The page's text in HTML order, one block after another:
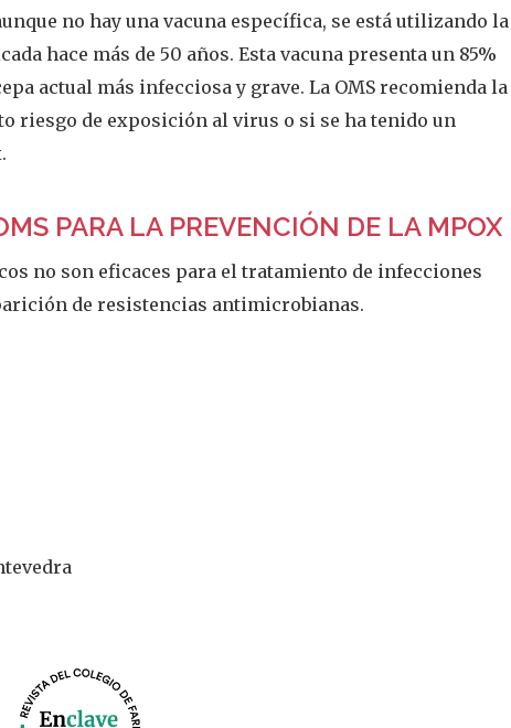
no hay una vacuna específica, se está utilizando la
hace más de 50 años. Esta vacuna presenta un 85%
actual más infecciosa y grave. La OMS recomienda la
riesgo de exposición al virus o si se ha tenido un
PARA LA PREVENCIÓN DE LA MPOX
no son eficaces para el tratamiento de infecciones
de resistencias antimicrobianas.